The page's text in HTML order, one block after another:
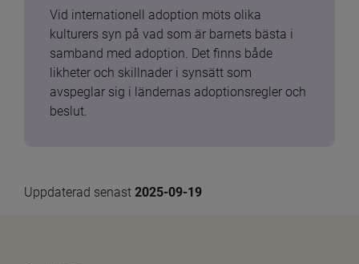
Vid internationell adoption möts olika
kulturers syn på vad som är barnets bästa i
samband med adoption. Det finns både
likheter och skillnader i synsätt som
avspeglar sig i ländernas adoptionsregler och
beslut.
Uppdaterad senast 2025-09-19